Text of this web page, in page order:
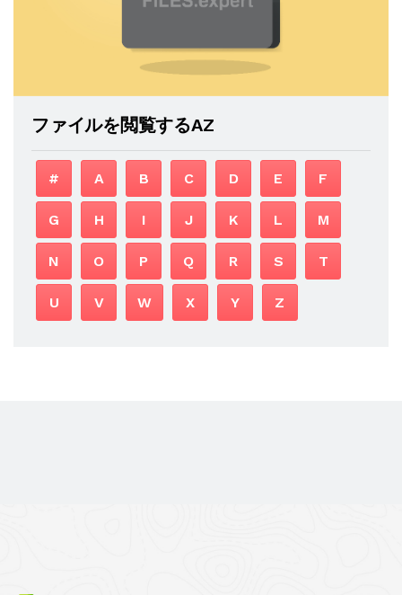
ファイルを閲覧するAZ
# A B C D E F
G H I J K L M
N O P Q R S T
U V W X Y Z